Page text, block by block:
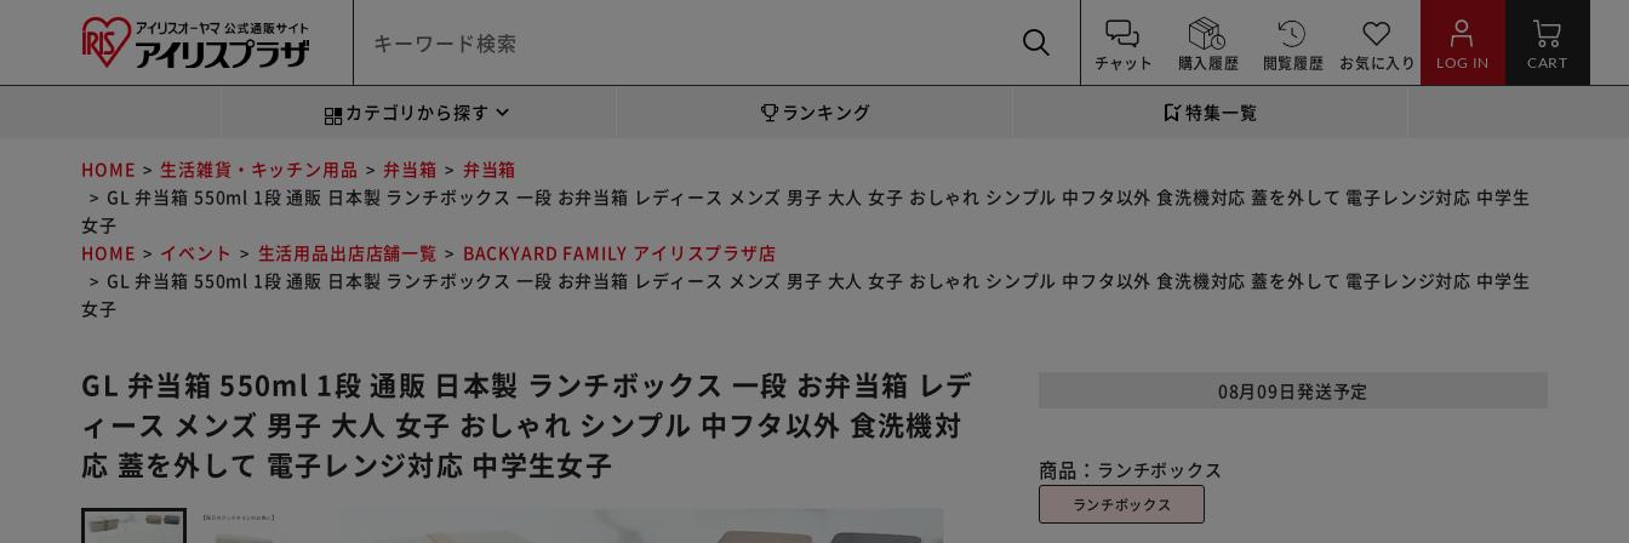
チャット 購入履歴 閲覧履歴 お気に入り LOG IN CART
カテゴリから探す ランキング 特集一覧
HOME 生活雑貨・キッチン用品 弁当箱
弁当箱
GL 弁当箱 550ml 1段 通販 日本製 ランチボックス 一段 お弁当箱 レディース メンズ 男子 大人 女子 おしゃれ シンプル 中フタ以外 食洗機対応 蓋を外して 電子レンジ対応 中学生
女子
HOME
イベント 生活用品出店店舗一覧
BACKYARD FAMILY アイリスプラザ店
GL 弁当箱 550ml 1段 通販 日本製 ランチボックス 一段 お弁当箱 レディース メンズ 男子 大人 女子 おしゃれ シンプル 中フタ以外 食洗機対応 蓋を外して 電子レンジ対応 中学生
女子
GL 弁当箱 550ml 1段 通販 日本製 ランチボックス 一段 お弁当箱 レデ
ィース メンズ 男子 大人 女子 おしゃれ シンプル 中フタ以外 食洗機対
応 蓋を外して 電子レンジ対応 中学生女子
08月09日発送予定
商品： ランチボックス
ランチボックス